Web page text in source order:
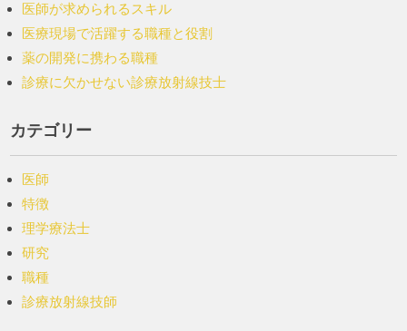
医師が求められるスキル
医療現場で活躍する職種と役割
薬の開発に携わる職種
診療に欠かせない診療放射線技士
カテゴリー
医師
特徴
理学療法士
研究
職種
診療放射線技師